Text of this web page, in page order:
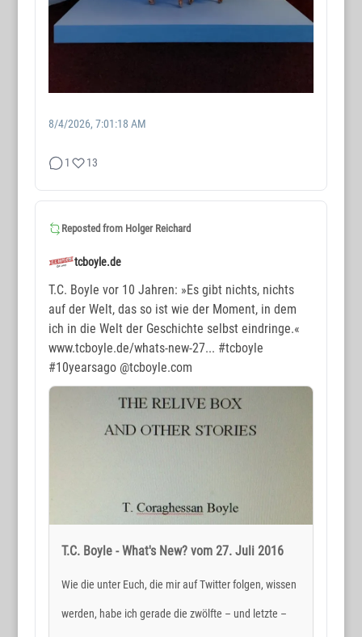
8/4/2026, 7:01:18 AM
1 13
Reposted from Holger Reichard
tcboyle.de
T.C. Boyle vor 10 Jahren: »Es gibt nichts, nichts
auf der Welt, das so ist wie der Moment, in dem
ich in die Welt der Geschichte selbst eindringe.«
www.tcboyle.de/whats-new-27... #tcboyle
#10yearsago@tcboyle.com
T.C. Boyle - What's New? vom 27. Juli 2016
Wie die unter Euch, die mir auf Twitter folgen, wissen
werden, habe ich gerade die zwölfte – und letzte –
WORTMAX
www.wortmax.de
Buchvorstellungen und Beobachtungen
www.wortmax.com
Das Kreativ-Netzwerk
KONTAKT
www.wortmax.net
Holger Reichard
SOCIAL MEDIA